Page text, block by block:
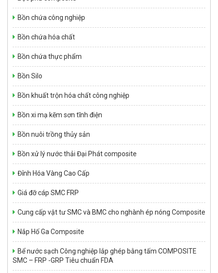
Bồn chứa công nghiệp
Bồn chứa hóa chất
Bồn chứa thực phẩm
Bồn Silo
Bồn khuất trộn hóa chất công nghiệp
Bồn xi mạ kẽm sơn tĩnh điện
Bồn nuôi trồng thủy sản
Bồn xử lý nước thải Đại Phát composite
Đỉnh Hóa Vàng Cao Cấp
Giá đỡ cáp SMC FRP
Cung cấp vật tư SMC và BMC cho nghành ép nóng Composite
Nắp Hố Ga Composite
Bể nước sạch Công nghiệp lắp ghép bằng tấm COMPOSITE
SMC – FRP -GRP Tiêu chuẩn FDA
Đỉnh Hóa Vàng Cao Cấp – Công nghệ cao – Composite
Giá: Liên hệ